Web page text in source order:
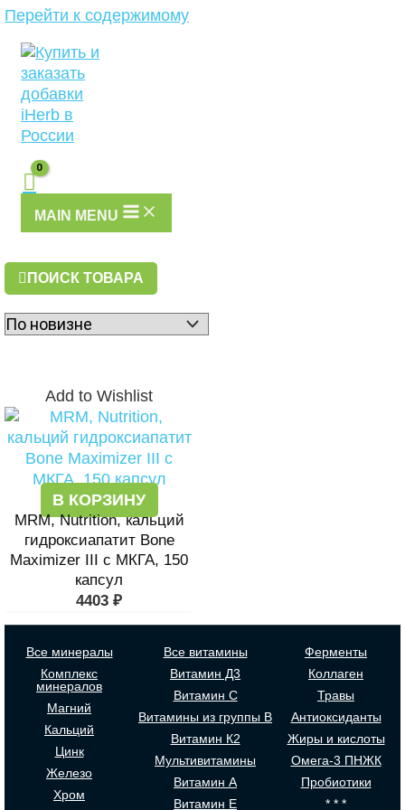
Перейти к содержимому
MAIN MENU
ПОИСК ТОВАРА
Add to Wishlist
В КОРЗИНУ
MRM, Nutrition, кальций
гидроксиапатит Bone
Maximizer III с МКГА, 150
капсул
4403 ₽
Все минералы
Комплекс
минералов
Магний
Кальций
Цинк
Железо
Хром
Все витамины
Витамин Д3
Витамин С
Витамины из группы В
Витамин К2
Мультивитамины
Витамин А
Витамин Е
Ферменты
Коллаген
Травы
Антиоксиданты
Жиры и кислоты
Омега-3 ПНЖК
Пробиотики
* * *